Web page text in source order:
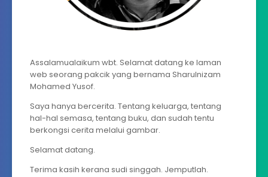
Assalamualaikum wbt. Selamat datang ke laman
web seorang pakcik yang bernama Sharulnizam
Mohamed Yusof.
Saya hanya bercerita. Tentang keluarga, tentang
hal-hal semasa, tentang buku, dan sudah tentu
berkongsi cerita melalui gambar.
Selamat datang.
Terima kasih kerana sudi singgah. Jemputlah.